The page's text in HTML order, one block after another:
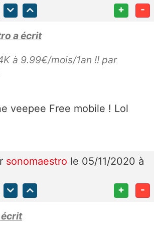
+ -
a écrit
à 9.99€/mois/1an !! par
veepee Free mobile ! Lol
sonomaestro le 05/11/2020 à
+ -
écrit